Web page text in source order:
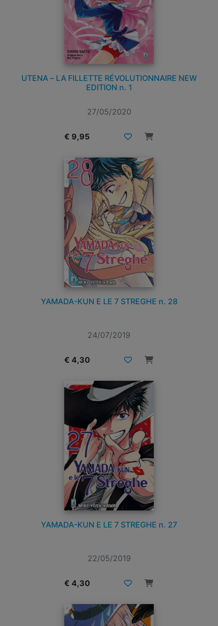
UTENA – LA FILLETTE RÉVOLUTIONNAIRE NEW
EDITION n. 1
27/05/2020
€ 9,95
YAMADA-KUN E LE 7 STREGHE n. 28
24/07/2019
€ 4,30
YAMADA-KUN E LE 7 STREGHE n. 27
22/05/2019
€ 4,30